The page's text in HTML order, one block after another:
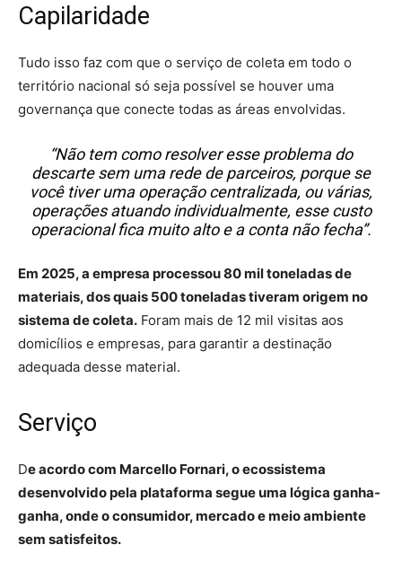
Capilaridade
Tudo isso faz com que o serviço de coleta em todo o
território nacional só seja possível se houver uma
governança que conecte todas as áreas envolvidas.
“Não tem como resolver esse problema do
descarte sem uma rede de parceiros, porque se
você tiver uma operação centralizada, ou várias,
operações atuando individualmente, esse custo
operacional fica muito alto e a conta não fecha”.
Em 2025, a empresa processou 80 mil toneladas de
materiais, dos quais 500 toneladas tiveram origem no
sistema de coleta. Foram mais de 12 mil visitas aos
domicílios e empresas, para garantir a destinação
adequada desse material.
Serviço
De acordo com Marcello Fornari, o ecossistema
desenvolvido pela plataforma segue uma lógica ganha-
ganha, onde o consumidor, mercado e meio ambiente
sem satisfeitos.